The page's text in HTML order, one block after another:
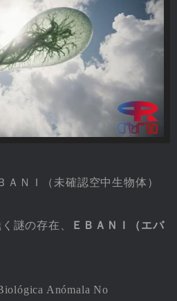
ＮＩ（未確認空中生物体）
謎の存在、
ＥＢＡＮＩ（エバ
Anómala No